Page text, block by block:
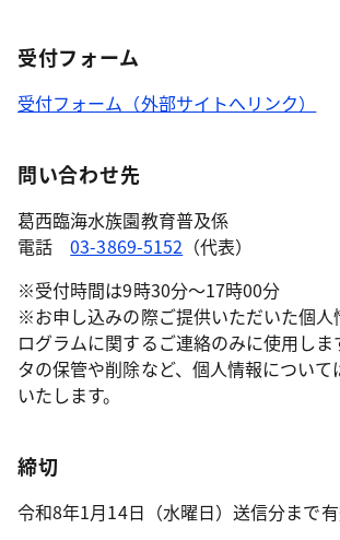
受付フォーム
受付フォーム（外部サイトへリンク）
問い合わせ先
葛西臨海水族園教育普及係
電話03-3869-5152 （代表）
※受付時間は9時30分～17時00分
※お申し込みの際ご提供いただいた個人
ログラムに関するご連絡のみに使用しま
タの保管や削除など、個人情報について
いたします。
締切
令和8年1月14日（水曜日）送信分まで